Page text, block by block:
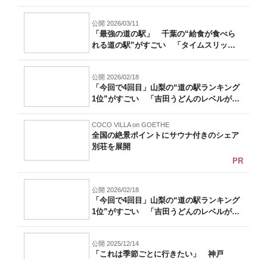
公開 2026/03/11
「最強の道の駅」 千葉の“給食が食べら
れる道の駅”がすごい 「タイムスリップ
公開 2026/02/18
「今回で4回目」山梨の“道の駅ランキング
1位”がすごい 「吉田うどんのレベルが
COCO VILLA on GOETHE
全国の絶景ポイントにサウナ付きのシェア
別荘を展開
PR
公開 2026/02/18
「今回で4回目」山梨の“道の駅ランキング
1位”がすごい 「吉田うどんのレベルが
公開 2025/12/14
「これは季節ごとに行きたい」 神戸